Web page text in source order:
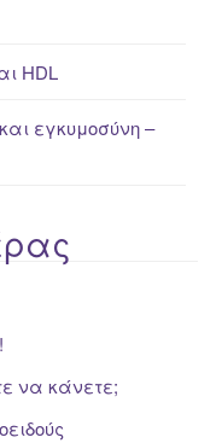
HDL
εγκυμοσύνη –
να κάνετε;